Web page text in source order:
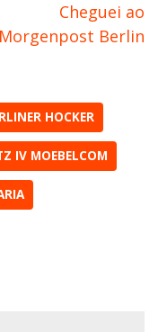
Cheguei ao
Morgenpost Berlin
HOCKER
IV MOEBELCOM